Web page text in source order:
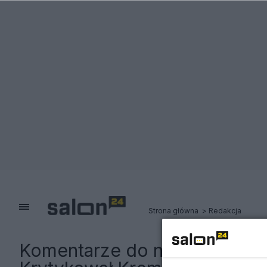
Strona główna Redakcja
Komentarze do notki:Pilne!